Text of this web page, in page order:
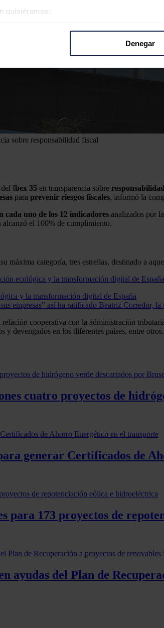
quisiéramos:
web se usan para personalizar el
compartimos información sobre el
a partir del uso que haya hecho de sus
Denegar
sobre responsabilidad fiscal
del Ibex 35 en transparencia sobre
para prevenir riesgos fiscales, informó la
cada uno de los 12 indicadores analizados por
el 100% de cumplimiento.
máxima categoría, tres estrellas, destinado a
y la transformación digital de España
empresas” así ha ratificado Beatriz Corredor,
cooperativa con la administración
y devengados en los diferentes países, entre
cuatro proyectos de
generar Certificados de
para 173 proyectos de
ayudas del Plan de